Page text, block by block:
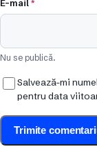
E-mail*
Nu se publică.
Salvează-mi
pentru data